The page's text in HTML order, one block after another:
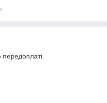
передоплаті.